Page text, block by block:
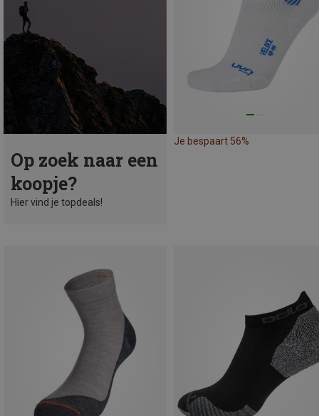
Op zoek naar een
koopje?
Hier vind je topdeals!
Je bespaart 56%